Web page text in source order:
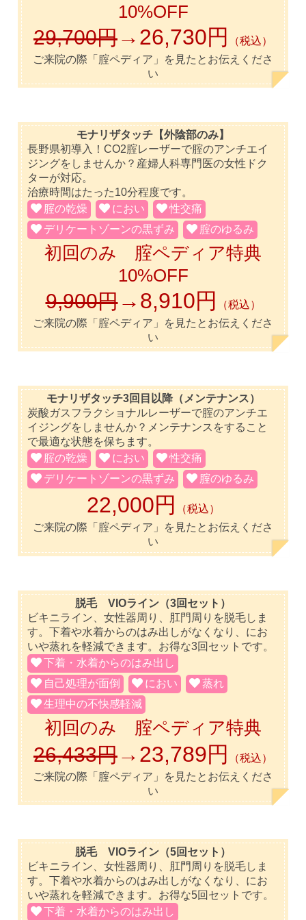
10%OFF
29,700円→26,730円
（税込）
ご来院の際「腟ペディア」を見たとお伝えくださ
い
モナリザタッチ【外陰部のみ】
長野県初導入！CO2腟レーザーで腟のアンチエイ
ジングをしませんか？産婦人科専門医の女性ドク
ターが対応。
治療時間はたった10分程度です。
腟の乾燥
におい
性交痛
デリケートゾーンの黒ずみ
腟のゆるみ
初回のみ 腟ペディア特典
10%OFF
9,900円→8,910円
（税込）
ご来院の際「腟ペディア」を見たとお伝えくださ
い
モナリザタッチ3回目以降（メンテナンス）
炭酸ガスフラクショナルレーザーで腟のアンチエ
イジングをしませんか？メンテナンスをすること
で最適な状態を保ちます。
腟の乾燥
におい
性交痛
デリケートゾーンの黒ずみ
腟のゆるみ
22,000円
（税込）
ご来院の際「腟ペディア」を見たとお伝えくださ
い
脱毛 VIOライン（3回セット）
ビキニライン、女性器周り、肛門周りを脱毛しま
す。下着や水着からのはみ出しがなくなり、にお
いや蒸れを軽減できます。お得な3回セットです。
下着・水着からのはみ出し
自己処理が面倒
におい
蒸れ
生理中の不快感軽減
初回のみ 腟ペディア特典
26,433円→23,789円
（税込）
ご来院の際「腟ペディア」を見たとお伝えくださ
い
脱毛 VIOライン（5回セット）
ビキニライン、女性器周り、肛門周りを脱毛しま
す。下着や水着からのはみ出しがなくなり、にお
いや蒸れを軽減できます。お得な5回セットです。
下着・水着からのはみ出し